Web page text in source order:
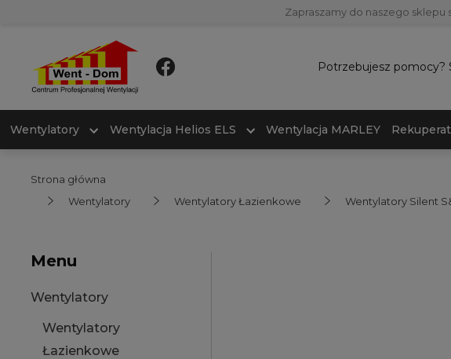
Zapraszamy do naszego sklepu
Potrzebujesz pomocy?
Wentylatory Wentylacja Helios ELS Wentylacja MARLEY
Strona główna
Wentylatory
Wentylatory Łazienkowe Wentylatory Silent
Menu
Wentylatory
Wentylatory
Łazienkowe